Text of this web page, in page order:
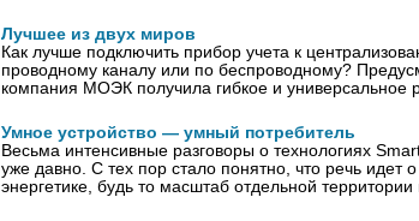
Лучшее из двух миров
Как лучше подключить прибор учета к
проводному каналу или по беспроводному?
компания МОЭК получила гибкое и универсальное
Умное устройство — умный потребитель
Весьма интенсивные разговоры о технологиях
уже давно. С тех пор стало понятно, что речь идет
энергетике, будь то масштаб отдельной